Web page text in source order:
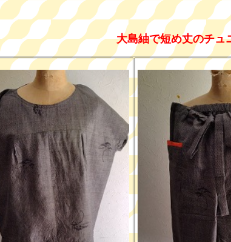
大島紬で短め丈のチュ